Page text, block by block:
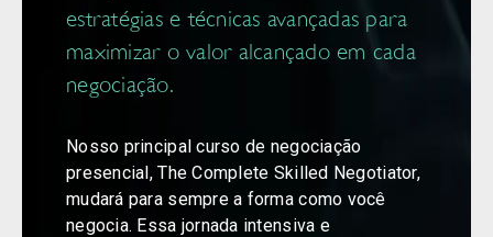
estratégias e técnicas avançadas para
maximizar o valor alcançado em cada
negociação.
Nosso principal curso de negociação
presencial, The Complete Skilled Negotiator,
mudará para sempre a forma como você
negocia. Essa jornada intensiva e